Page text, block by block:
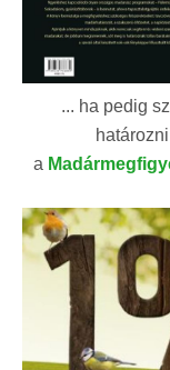
... ha pedig
a